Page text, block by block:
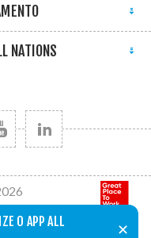
O APP ALL
✕
NATIONS